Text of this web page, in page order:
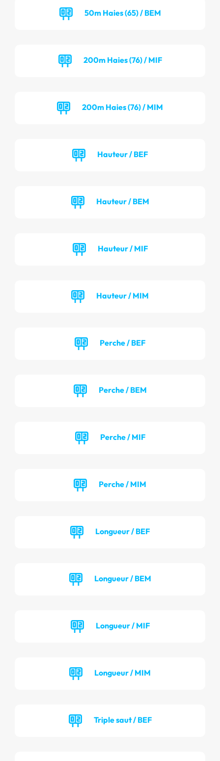
50m Haies (65) / BEM
200m Haies (76) / MIF
200m Haies (76) / MIM
Hauteur / BEF
Hauteur / BEM
Hauteur / MIF
Hauteur / MIM
Perche / BEF
Perche / BEM
Perche / MIF
Perche / MIM
Longueur / BEF
Longueur / BEM
Longueur / MIF
Longueur / MIM
Triple saut / BEF